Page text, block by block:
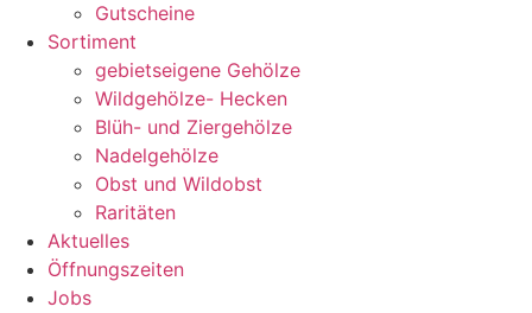
Gutscheine
Sortiment
gebietseigene Gehölze
Wildgehölze- Hecken
Blüh- und Ziergehölze
Nadelgehölze
Obst und Wildobst
Raritäten
Aktuelles
Öffnungszeiten
Jobs